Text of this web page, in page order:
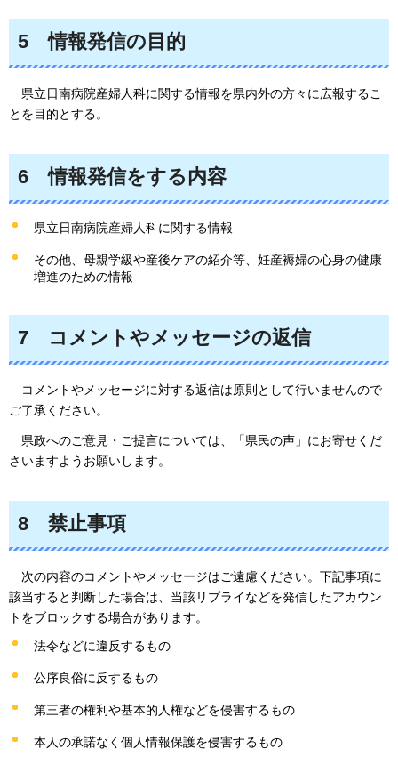
5 情報発信の目的
県立日南病院産婦人科に関する情報を県内外の方々に広報するこ
とを目的とする。
6 情報発信をする内容
県立日南病院産婦人科に関する情報
その他、母親学級や産後ケアの紹介等、妊産褥婦の心身の健康
増進のための情報
7 コメントやメッセージの返信
コメントやメッセージに対する返信は原則として行いませんので
ご了承ください。
県政へのご意見・ご提言については、「県民の声」にお寄せくだ
さいますようお願いします。
8 禁止事項
次の内容のコメントやメッセージはご遠慮ください。下記事項に
該当すると判断した場合は、当該リプライなどを発信したアカウン
トをブロックする場合があります。
法令などに違反するもの
公序良俗に反するもの
第三者の権利や基本的人権などを侵害するもの
本人の承諾なく個人情報保護を侵害するもの